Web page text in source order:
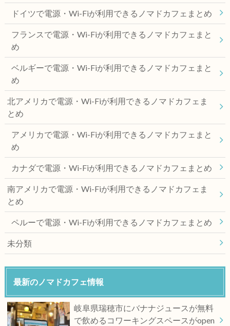
ドイツで電源・Wi-Fiが利用できるノマドカフェまとめ
フランスで電源・Wi-Fiが利用できるノマドカフェまと
め
ベルギーで電源・Wi-Fiが利用できるノマドカフェまと
め
北アメリカで電源・Wi-Fiが利用できるノマドカフェま
とめ
アメリカで電源・Wi-Fiが利用できるノマドカフェまと
め
カナダで電源・Wi-Fiが利用できるノマドカフェまとめ
南アメリカで電源・Wi-Fiが利用できるノマドカフェま
とめ
ペルーで電源・Wi-Fiが利用できるノマドカフェまとめ
未分類
最新のノマドカフェ情報
岐阜県瑞穂市にバナナジュースが無料
で飲めるコワーキングスペースがopen